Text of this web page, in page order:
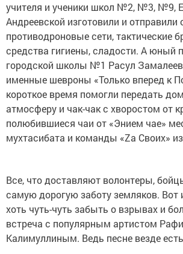
учителя и ученики школ №2, №3, №9,
Андреевской изготовили и отправили
противодроновые сети, тактические
средства гигиены, сладости. А юный
городской школы №1 Расул Замалеев
именные шевроны «Только вперед к
короткое время помогли передать
атмосферу и чак-чак с хворостом от
полюбившиеся чаи от «Энием чае»
мухтасибата и команды «Za Своих»
Все, что доставляют волонтеры,
самую дорогую заботу земляков. Вот
хоть чуть-чуть забыть о взрывах и
встреча с популярным артистом
Калимуллиным. Ведь песне везде